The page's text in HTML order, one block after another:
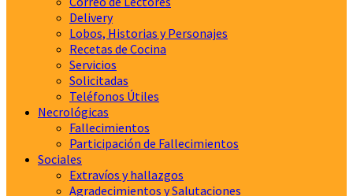
Delivery
Lobos, Historias y Personajes
Recetas de Cocina
Servicios
Solicitadas
Teléfonos Útiles
Necrológicas
Fallecimientos
Participación de Fallecimientos
Sociales
Extravíos y hallazgos
Agradecimientos y Salutaciones